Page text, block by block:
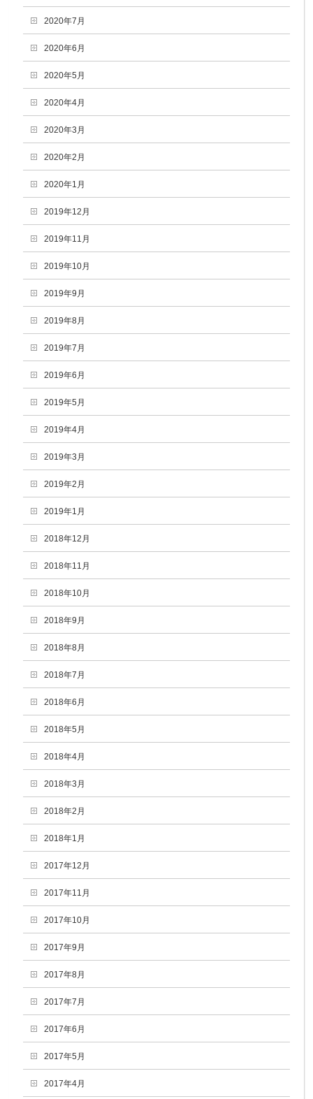
2020年7月
2020年6月
2020年5月
2020年4月
2020年3月
2020年2月
2020年1月
2019年12月
2019年11月
2019年10月
2019年9月
2019年8月
2019年7月
2019年6月
2019年5月
2019年4月
2019年3月
2019年2月
2019年1月
2018年12月
2018年11月
2018年10月
2018年9月
2018年8月
2018年7月
2018年6月
2018年5月
2018年4月
2018年3月
2018年2月
2018年1月
2017年12月
2017年11月
2017年10月
2017年9月
2017年8月
2017年7月
2017年6月
2017年5月
2017年4月